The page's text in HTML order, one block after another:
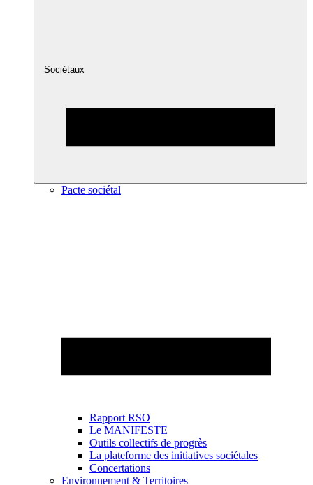
Sociétaux
Pacte sociétal
Rapport RSO
Le MANIFESTE
Outils collectifs de progrès
La plateforme des initiatives sociétales
Concertations
Environnement & Territoires